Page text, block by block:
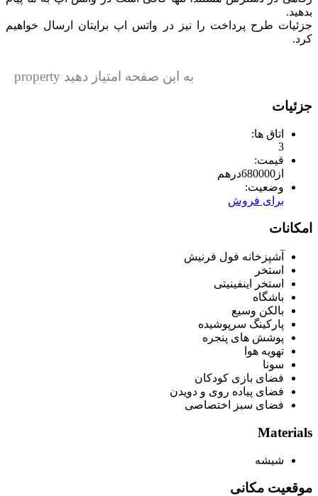
بدهید.
جزئیات طرح پرداخت را نیز در واتس اپ برایتان ارسال خواهیم
کرد.
به این صفحه امتیاز دهید property
جزئیات
اتاق ها:
3
قیمت:
از 680000درهم
وضعیت:
برای فروش
امکانات
آشپزخانه فول فرنیش
استخر
استخر اینفینیتی
باشگاه
بالکن وسیع
پارکینگ سرپوشیده
پوشش های پنجره
تهویه هوا
سونا
فضای بازی کودکان
فضای پیاده روی و دویدن
فضای سبز اختصاصی
Materials
شیشه
موقعیت مکانی